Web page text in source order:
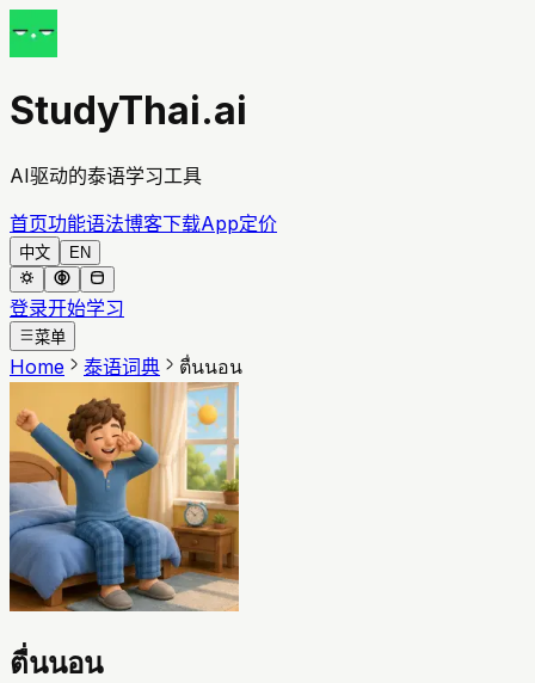
StudyThai.ai
AI驱动的泰语学习工具
首页功能语法博客下载App定价
中文 EN
登录开始学习
菜单
Home 泰语词典 ตื่นนอน
ตื่นนอน